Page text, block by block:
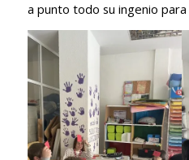
a punto todo su ingenio